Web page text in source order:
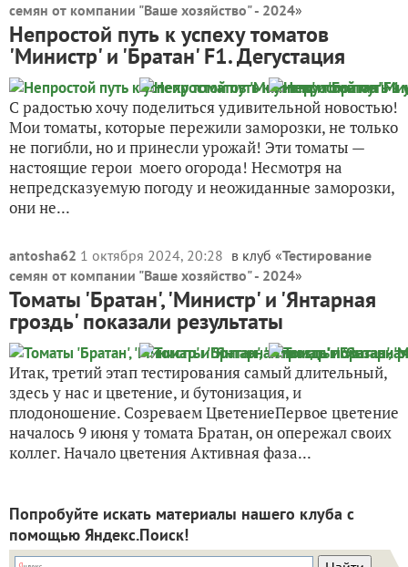
семян от компании "Ваше хозяйство" - 2024»
Непростой путь к успеху томатов
'Министр' и 'Братан' F1. Дегустация
С радостью хочу поделиться удивительной новостью!
Мои томаты, которые пережили заморозки, не только
не погибли, но и принесли урожай! Эти томаты —
настоящие герои моего огорода! Несмотря на
непредсказуемую погоду и неожиданные заморозки,
они не...
antosha62 1 октября 2024, 20:28 в клуб «Тестирование
семян от компании "Ваше хозяйство" - 2024»
Томаты 'Братан', 'Министр' и 'Янтарная
гроздь' показали результаты
Итак, третий этап тестирования самый длительный,
здесь у нас и цветение, и бутонизация, и
плодоношение. Созреваем ЦветениеПервое цветение
началось 9 июня у томата Братан, он опережал своих
коллег. Начало цветения Активная фаза...
Попробуйте искать материалы нашего клуба с
помощью Яндекс.Поиск!